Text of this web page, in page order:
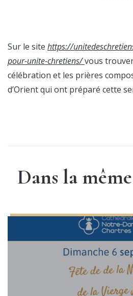
Sur le site https://
pour-unite-chretiens/vous
célébration et les prières
d’Orient qui ont préparé cette
Dans la